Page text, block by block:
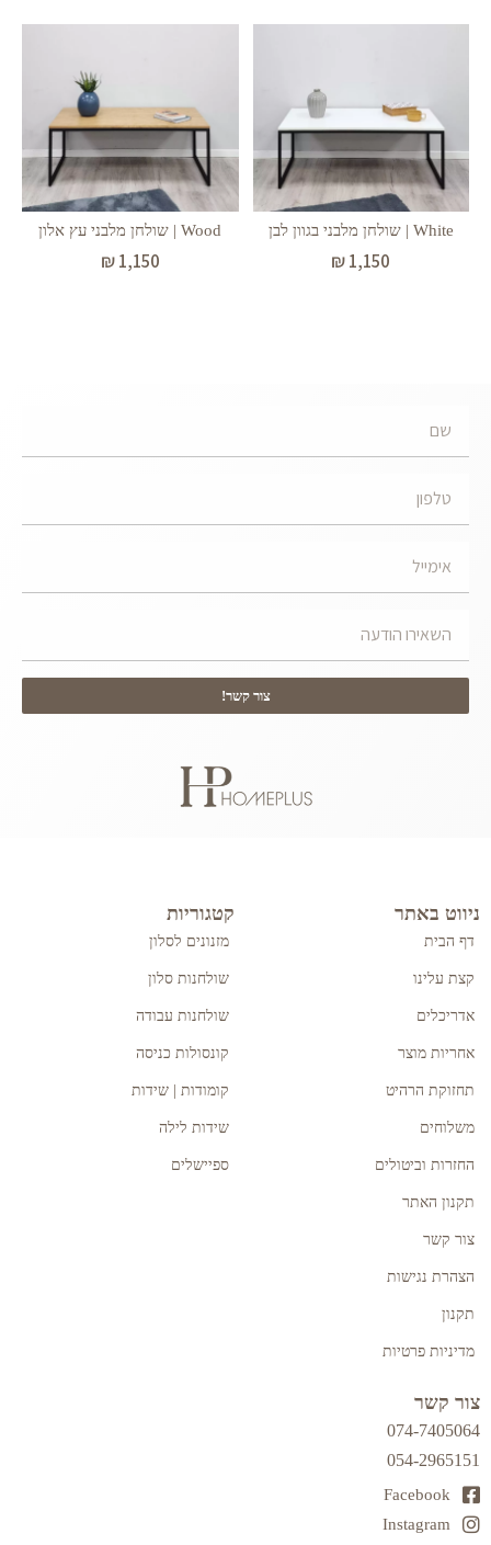
White | שולחן מלבני בגוון לבן
₪1,150
Wood | שולחן מלבני עץ אלון
₪1,150
צור קשר!
ניווט באתר
דף הבית
קצת עלינו
אדריכלים
אחריות מוצר
תחזוקת הרהיט
משלוחים
החזרות וביטולים
תקנון האתר
צור קשר
הצהרת נגישות
תקנון
מדיניות פרטיות
קטגוריות
מזנונים לסלון
שולחנות סלון
שולחנות עבודה
קונסולות כניסה
קומודות | שידות
שידות לילה
ספיישלים
צור קשר
074-7405064
054-2965151
Facebook
Instagram